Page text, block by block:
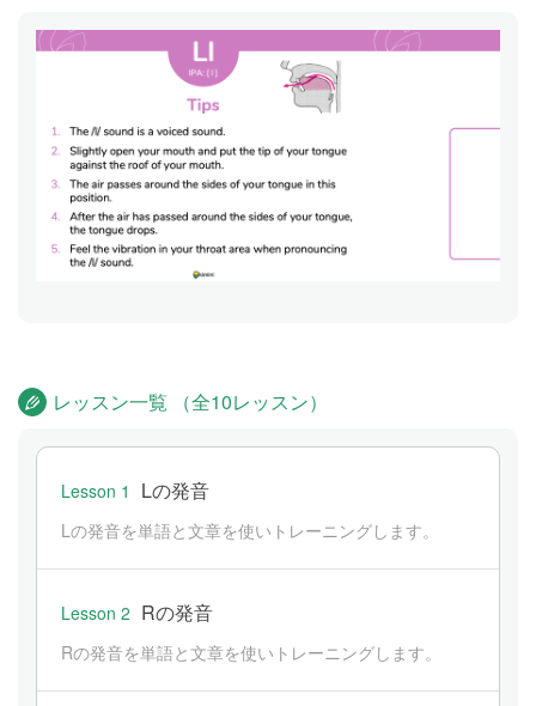
レッスン一覧 （全10レッスン）
Lesson 1 Lの発音
Lの発音を単語と文章を使いトレーニングします。
Lesson 2 Rの発音
Rの発音を単語と文章を使いトレーニングします。